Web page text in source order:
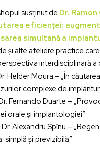
susținut de Dr.
eficienței:
simultană a
și alte ateliere practice care
interdisciplinară a
Helder Moura – „În
complexe de
Fernando Duarte –
orale și implantologiei”
Alexandru Spînu –
simplă și previzibilă”